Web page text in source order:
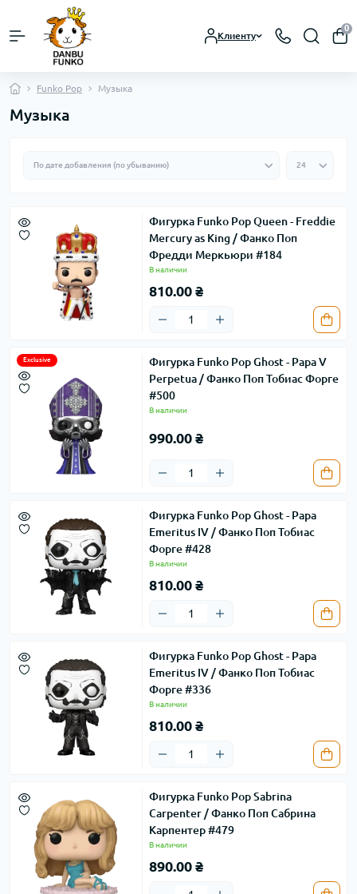
Клиенту
0
Funko Pop Музыка
Музыка
Фигурка Funko Pop Queen - Freddie
Mercury as King / Фанко Поп
Фредди Меркьюри #184
В наличии
810.00 ₴
Exclusive
Фигурка Funko Pop Ghost - Papa V
Perpetua / Фанко Поп Тобиас Форге
#500
В наличии
990.00 ₴
Фигурка Funko Pop Ghost - Papa
Emeritus IV / Фанко Поп Тобиас
Форге #428
В наличии
810.00 ₴
Фигурка Funko Pop Ghost - Papa
Emeritus IV / Фанко Поп Тобиас
Форге #336
В наличии
810.00 ₴
Фигурка Funko Pop Sabrina
Carpenter / Фанко Поп Сабрина
Карпентер #479
В наличии
890.00 ₴